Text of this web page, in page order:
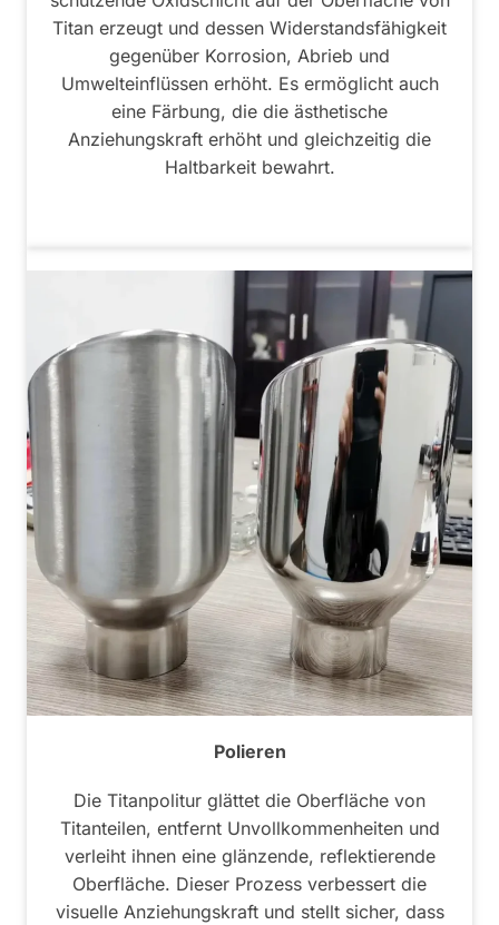
Titan erzeugt und dessen Widerstandsfähigkeit
gegenüber Korrosion, Abrieb und
Umwelteinflüssen erhöht. Es ermöglicht auch
eine Färbung, die die ästhetische
Anziehungskraft erhöht und gleichzeitig die
Haltbarkeit bewahrt.
Polieren
Die Titanpolitur glättet die Oberfläche von
Titanteilen, entfernt Unvollkommenheiten und
verleiht ihnen eine glänzende, reflektierende
Oberfläche. Dieser Prozess verbessert die
visuelle Anziehungskraft und stellt sicher, dass